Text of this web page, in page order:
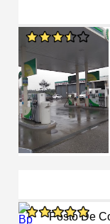
Posto De